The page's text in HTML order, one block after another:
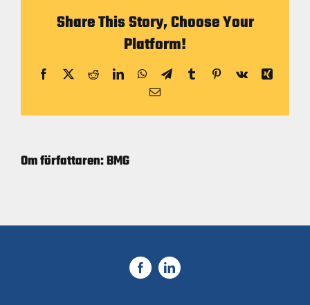
och
att
Share This Story, Choose Your
Platform!
Facebook
X RedditLinkedInWhatsApp
TelegramTumblrPinterest
Vk
Xing
E-
Om författaren:BMG